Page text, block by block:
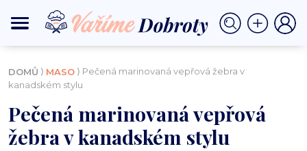
DOMŮ ⟩ MASO ⟩ Pečená marinovaná vepřová žebra v
kanadském stylu
Pečená marinovaná vepřová
žebra v kanadském stylu